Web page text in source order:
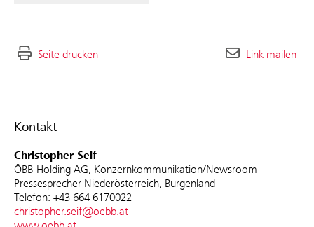
Kontakt
Christopher Seif
ÖBB-Holding AG, Konzernkommunikation/Newsroom
Pressesprecher Niederösterreich, Burgenland
Telefon: +43 664 6170022
christopher.seif@oebb.at
Seite drucken Link mailen